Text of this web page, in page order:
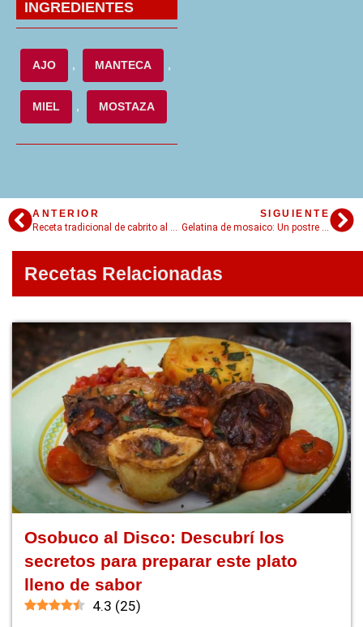
INGREDIENTES
AJO , MANTECA ,
MIEL , MOSTAZA
ANTERIOR
SIGUIENTE
Recetas Relacionadas
Osobuco al Disco: Descubrí los
secretos para preparar este plato
lleno de sabor
4.3 (25)